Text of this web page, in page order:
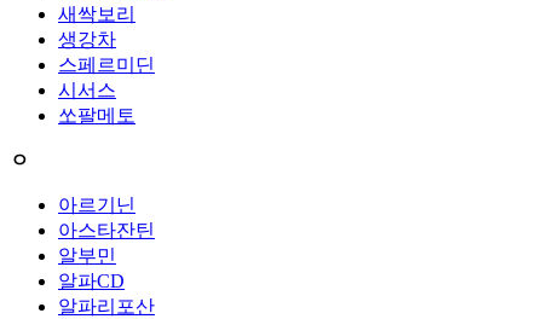
새싹보리
생강차
스페르미딘
시서스
쏘팔메토
ㅇ
아르기닌
아스타잔틴
알부민
알파CD
알파리포산